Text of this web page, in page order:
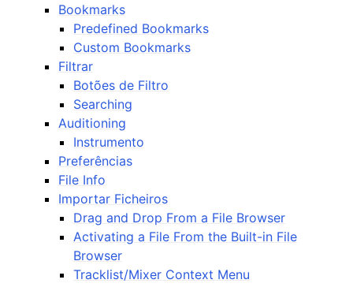
navigation of Apêndice
Bookmarks
Predefined Bookmarks
Custom Bookmarks
Filtrar
Botões de Filtro
Searching
Auditioning
Instrumento
Preferências
File Info
Importar Ficheiros
Drag and Drop From a File Browser
Activating a File From the Built-in File
Browser
Tracklist/Mixer Context Menu